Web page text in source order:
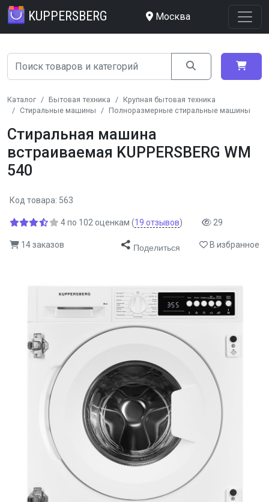
KUPPERSBERG Москва
Каталог Бытовая техника
Крупная бытовая техника
Стиральные машины
Полноразмерные стиральные машины
Стиральная машина
встраиваемая KUPPERSBERG WM
540
Код товара: 563
4по 102 оценкам (19 отзывов) 29
14 заказов Поделиться В избранное